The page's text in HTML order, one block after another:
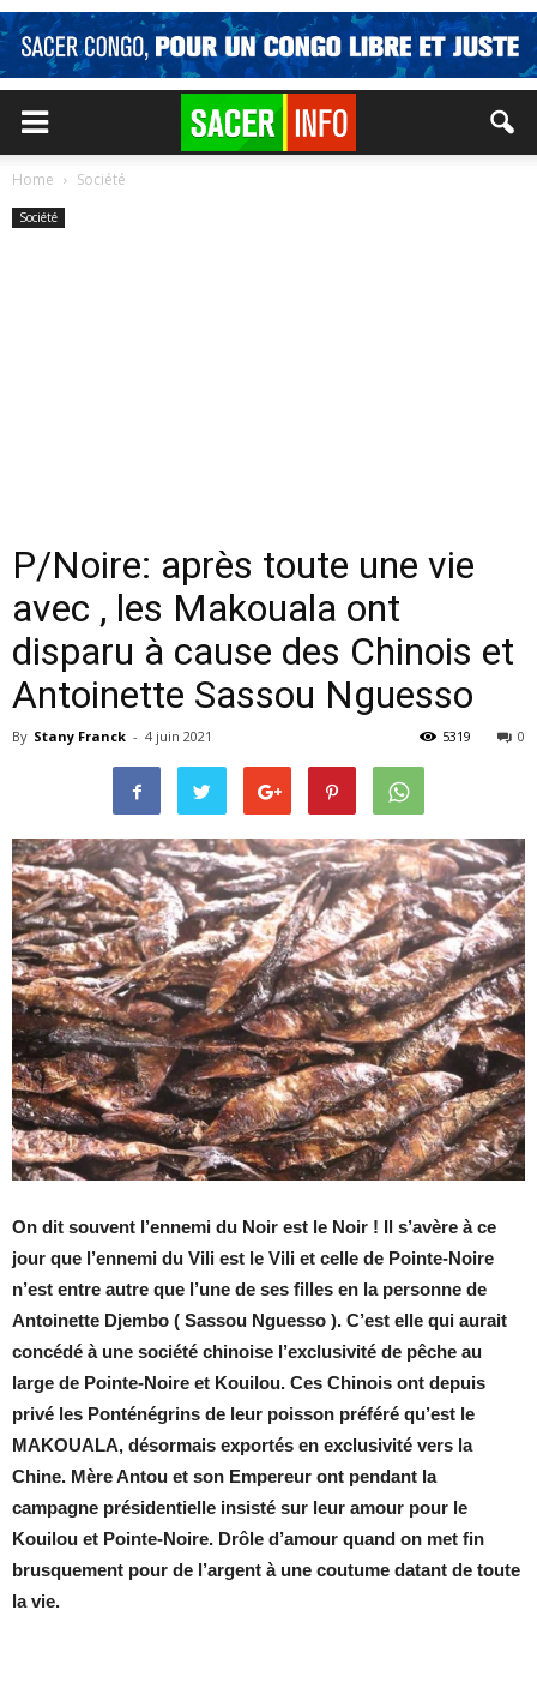
Home Société
Société
P/Noire: après toute une vie
avec , les Makouala ont
disparu à cause des Chinois et
Antoinette Sassou Nguesso
By Stany Franck - 4 juin 2021 0
5319
On dit souvent l’ennemi du Noir est le Noir ! Il s’avère à ce
jour que l’ennemi du Vili est le Vili et celle de Pointe-Noire
n’est entre autre que l’une de ses filles en la personne de
Antoinette Djembo ( Sassou Nguesso ). C’est elle qui aurait
concédé à une société chinoise l’exclusivité de pêche au
large de Pointe-Noire et Kouilou. Ces Chinois ont depuis
privé les Ponténégrins de leur poisson préféré qu’est le
MAKOUALA, désormais exportés en exclusivité vers la
Chine. Mère Antou et son Empereur ont pendant la
campagne présidentielle insisté sur leur amour pour le
Kouilou et Pointe-Noire. Drôle d’amour quand on met fin
brusquement pour de l’argent à une coutume datant de toute
la vie.